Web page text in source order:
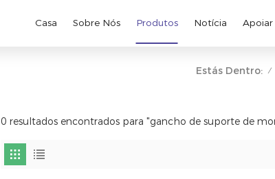
Casa Sobre Nós Produtos Notícia Apoiar
Estás Dentro: /
0 resultados encontrados para "gancho de suporte de